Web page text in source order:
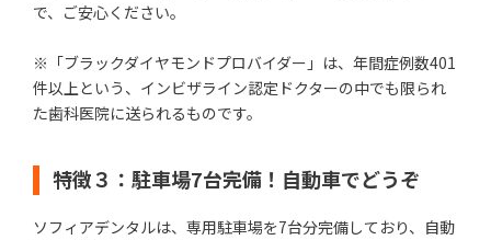
で、ご安心ください。
※「ブラックダイヤモンドプロバイダー」は、年間症例数401
件以上という、インビザライン認定ドクターの中でも限られ
た歯科医院に送られるものです。
特徴３：駐車場7台完備！自動車でどうぞ
ソフィアデンタルは、専用駐車場を7台分完備しており、自動